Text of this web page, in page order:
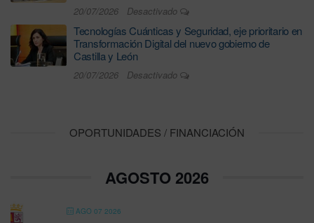
20/07/2026 Desactivado
Tecnologías Cuánticas y Seguridad, eje prioritario en
Transformación Digital del nuevo gobierno de
Castilla y León
20/07/2026 Desactivado
OPORTUNIDADES / FINANCIACIÓN
AGOSTO 2026
AGO 07 2026